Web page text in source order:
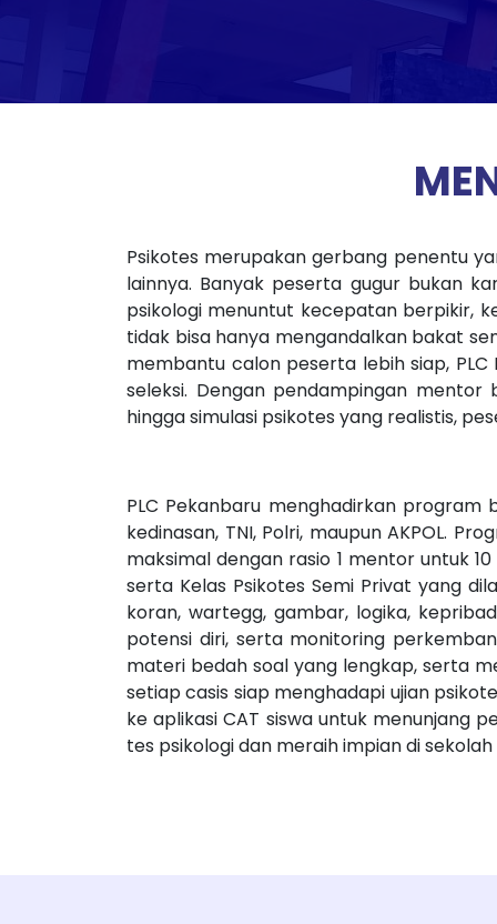
Psikotes merupakan gerbang penentu
lainnya. Banyak peserta gugur bukan
psikologi menuntut kecepatan berpikir,
tidak bisa hanya mengandalkan bakat
membantu calon peserta lebih siap,
seleksi. Dengan pendampingan
hingga simulasi psikotes yang realistis,
PLC Pekanbaru menghadirkan program
kedinasan, TNI, Polri, maupun AKPOL.
maksimal dengan rasio 1 mentor untuk
serta Kelas Psikotes Semi Privat yang
koran, wartegg, gambar, logika,
potensi diri, serta monitoring
materi bedah soal yang lengkap, serta
setiap casis siap menghadapi ujian
ke aplikasi CAT siswa untuk menunjang
tes psikologi dan meraih impian di sekolah